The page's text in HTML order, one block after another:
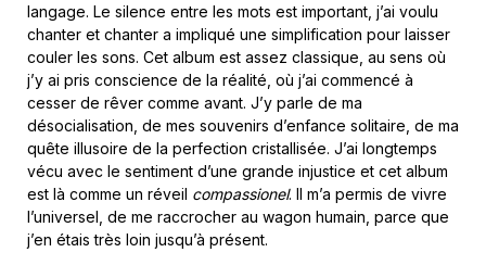
langage. Le silence entre les mots est important, j’ai voulu
chanter et chanter a impliqué une simplification pour laisser
couler les sons. Cet album est assez classique, au sens où
j’y ai pris conscience de la réalité, où j’ai commencé à
cesser de rêver comme avant. J’y parle de ma
désocialisation, de mes souvenirs d’enfance solitaire, de ma
quête illusoire de la perfection cristallisée. J’ai longtemps
vécu avec le sentiment d’une grande injustice et cet album
est là comme un réveil compassionel. Il m’a permis de vivre
l’universel, de me raccrocher au wagon humain, parce que
j’en étais très loin jusqu’à présent.